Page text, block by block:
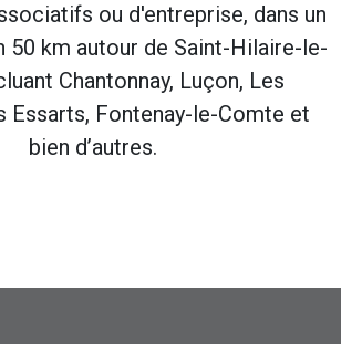
ou d'entreprise, dans un
50 km autour de Saint-Hilaire-le-
Chantonnay, Luçon, Les
Essarts, Fontenay-le-Comte et
bien d’autres.